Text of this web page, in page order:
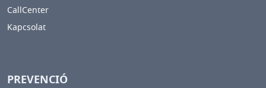
CallCenter
Kapcsolat
PREVENCIÓ